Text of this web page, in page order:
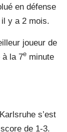
en défense
y a 2 mois.
joueur de
à la 7e minute
s’est
de 1-3.